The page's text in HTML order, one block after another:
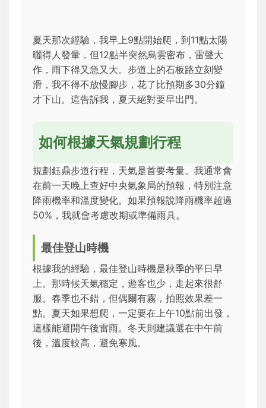
夏天那次經驗，我早上9點開始爬，到11點太陽
曬得人發暈，但12點半突然烏雲密布，雷聲大
作，雨下得又急又大。步道上的石板路立刻變
滑，我不得不放慢腳步，花了比預期多30分鐘
才下山。這告訴我，夏天絕對要早出門。
如何根據天氣規劃行程
規劃鈺鼎步道行程，天氣是首要考量。我通常會
在前一天晚上查好中央氣象局的預報，特別注意
降雨機率和溫度變化。如果預報說降雨機率超過
50%，我就會考慮改期或準備雨具。
最佳登山時機
根據我的經驗，最佳登山時機是秋季的平日早
上。那時候天氣穩定，遊客也少，走起來很舒
服。春季也不錯，但偶爾有霧，拍照效果差一
點。夏天如果想爬，一定要在上午10點前出發，
這樣能避開午後雷雨。冬天則建議選在中午前
後，溫度較高，避免寒風。